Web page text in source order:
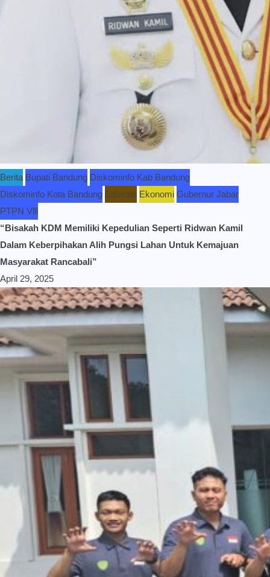
Berita Bupati Bandung Diskominfo Kab Bandung
Diskominfo Kota Bandung Edukasi Ekonomi Gubernur Jabar
PTPN Vlll
“Bisakah KDM Memiliki Kepedulian Seperti Ridwan Kamil
Dalam Keberpihakan Alih Pungsi Lahan Untuk Kemajuan
Masyarakat Rancabali”
April 29, 2025